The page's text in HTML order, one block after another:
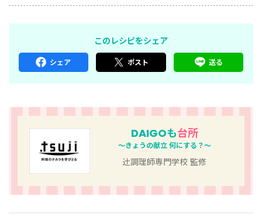
このレシピをシェア
シェア ポスト 送る
DAIGOも台所
～きょうの献立 何にする？～
辻󠄀調理師専門学校 監修